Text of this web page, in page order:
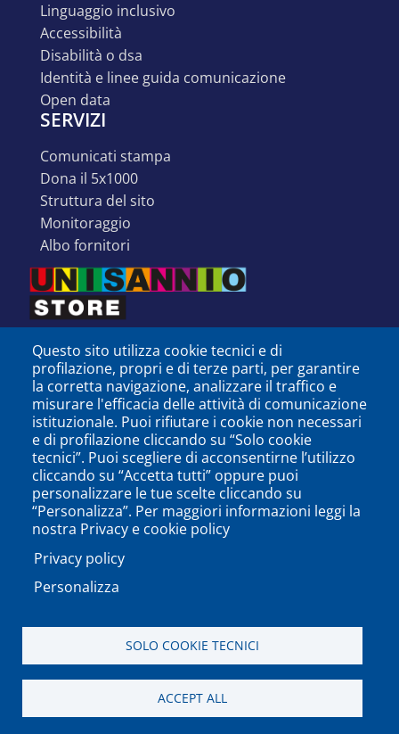
linguaggio inclusivo
accessibilità
disabilità o dsa
identità e linee guida comunicazione
open data
SERVIZI
comunicati stampa
dona il 5x1000
struttura del sito
monitoraggio
albo fornitori
SEGUICI SU
PODCAST
Questo sito utilizza cookie tecnici e di
profilazione, propri e di terze parti, per garantire
la corretta navigazione, analizzare il traffico e
misurare l'efficacia delle attività di comunicazione
istituzionale. Puoi rifiutare i cookie non necessari
e di profilazione cliccando su “Solo cookie
tecnici”. Puoi scegliere di acconsentirne l’utilizzo
cliccando su “Accetta tutti” oppure puoi
personalizzare le tue scelte cliccando su
“Personalizza”. Per maggiori informazioni leggi la
nostra Privacy e cookie policy
Privacy policy
Personalizza
SOLO COOKIE TECNICI
ACCEPT ALL
Università degli Studi del Sannio di Benevento - Piazza
Guerrazzi, 82100 Benevento, ITALY P.IVA: 01114010620